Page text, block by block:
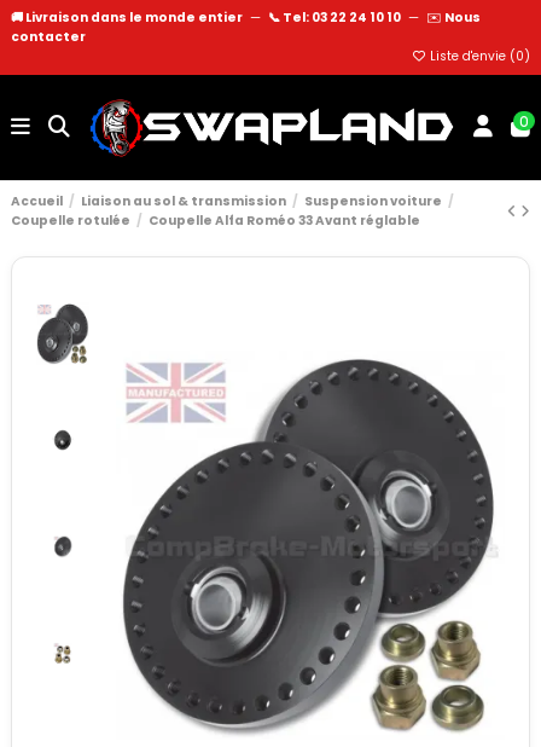
🚚 Livraison dans le monde entier — 📞 Tel: 03 22 24 10 10 — ✉️ Nous
contacter
Liste d'envie (0)
0
Accueil Liaison au sol & transmission
Suspension voiture
Coupelle rotulée
Coupelle Alfa Roméo 33 Avant réglable